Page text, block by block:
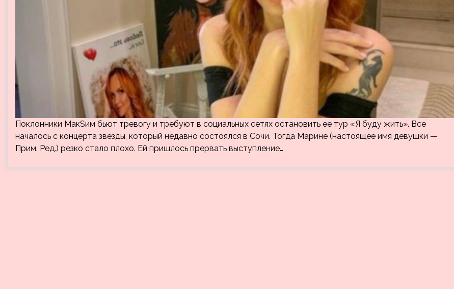
Поклонники МакSим бьют тревогу и требуют в социальных сетях остановить ее тур «Я буду жить». Все
началось с концерта звезды, который недавно состоялся в Сочи. Тогда Марине (настоящее имя девушки —
Прим. Ред.) резко стало плохо. Ей пришлось прервать выступление…